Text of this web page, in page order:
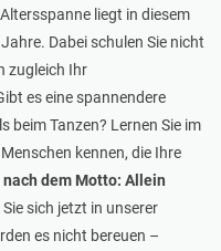
liegt in diesem
Dabei schulen Sie nicht
zugleich Ihr
es eine spannendere
beim Tanzen? Lernen Sie im
kennen, die Ihre
nach dem Motto: Allein
Sie sich jetzt in unserer
es nicht bereuen –